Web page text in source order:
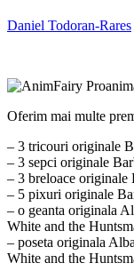
Daniel Todoran-Rares
Oferim mai multe
– 3 tricouri originale
– 3 sepci originale
– 3 breloace
– 5 pixuri originale
– o geanta originala
White and the
– poseta originala
White and the